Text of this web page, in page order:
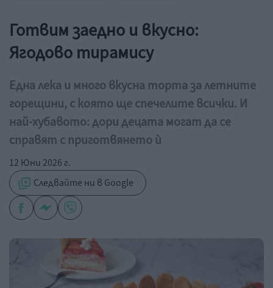
Готвим заедно и вкусно:
Ягодово тирамису
Една лека и много вкусна торта за летните
горещини, с която ще спечелите всички. И
най-хубавото: дори децата могат да се
справят с приготвянето ѝ
12 Юни 2026 г.
Следвайте ни в Google